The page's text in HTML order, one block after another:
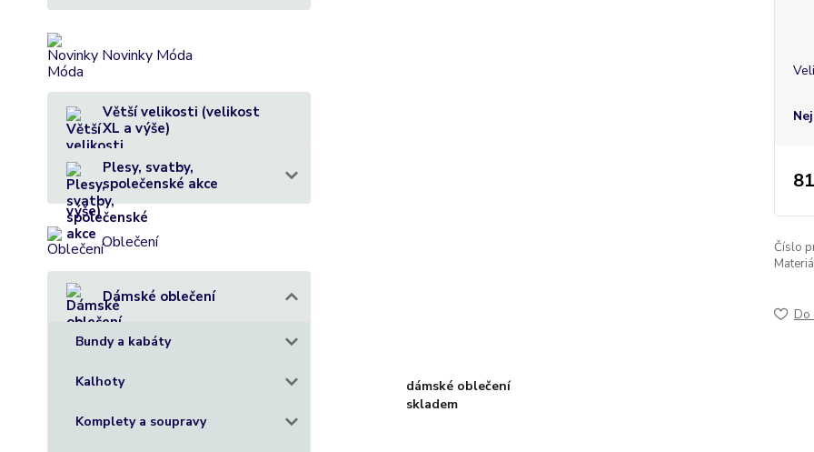
Novinky Móda
Větší velikosti (velikost
XL a výše)
Plesy, svatby,
společenské akce
Oblečení
Dámské oblečení
Bundy a kabáty
Kalhoty
Komplety a soupravy
Číslo
Do
dámské oblečení
skladem